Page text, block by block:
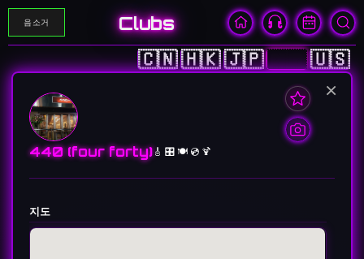
음소거 Clubs
🇨🇳🇭🇰🇯🇵🇰🇷🇺🇸
×
440 (four forty)🎸 🎛️ 🍽️ 💿 🍹
지도